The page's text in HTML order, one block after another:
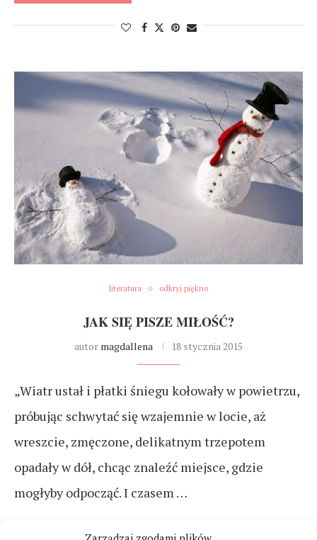
literatura odkryj piękno
JAK SIĘ PISZE MIŁOŚĆ?
autor magdallena 18 stycznia 2015
„Wiatr ustał i płatki śniegu kołowały w powietrzu,
próbując schwytać się wzajemnie w locie, aż
wreszcie, zmęczone, delikatnym trzepotem
opadały w dół, chcąc znaleźć miejsce, gdzie
mogłyby odpocząć. I czasem …
CZYTAJ DALEJ